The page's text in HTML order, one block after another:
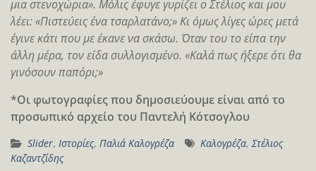
μια στενοχώρια». Μόλις έφυγε γυρίζει ο Στέλιος και μου
λέει: «Πιστεύεις ένα τσαρλατάνο;» Κι όμως λίγες ώρες μετά
έγινε κάτι που με έκανε να σκάσω. Όταν του το είπα την
άλλη μέρα, τον είδα συλλογισμένο. «Καλά πως ήξερε ότι θα
γινόσουν παπόρι;»
*Οι φωτογραφίες που δημοσιεύουμε είναι από το
προσωπικό αρχείο του Παντελή Κότσογλου
Slider, Ιστορίες, Παλιά Καλογρέζα Καλογρέζα, Στέλιος
Καζαντζίδης